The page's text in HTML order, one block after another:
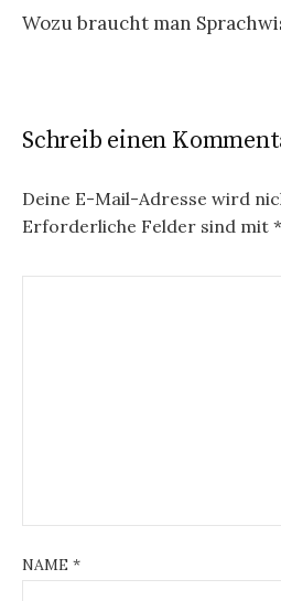
Wozu braucht man
Schreib einen
Deine E-Mail-Adresse wird
Erforderliche Felder sind mit *
NAME *